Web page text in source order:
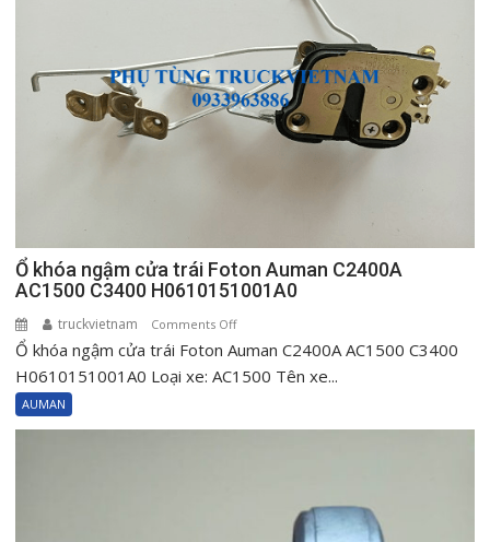
H0610151002A0
Ổ khóa ngậm cửa trái Foton Auman C2400A
AC1500 C3400 H0610151001A0
truckvietnam Comments Offon
Ổ
khóa
Ổ khóa ngậm cửa trái Foton Auman C2400A AC1500 C3400
H0610151001A0 Loại xe: AC1500 Tên xe...
AUMAN